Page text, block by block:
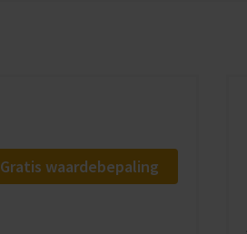
Gratis waardebepaling